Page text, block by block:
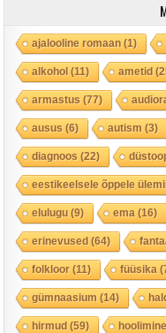
ajalooline romaan(1)
alkohol(11) ametid
armastus (77)
ausus (6) autism (3)
diagnoos (22)
eestikeelsele õppele
elulugu(9) ema (16)
erinevused(64)
folkloor(11) füüsika
gümnaasium (14)
hirmud(59) hoolimine